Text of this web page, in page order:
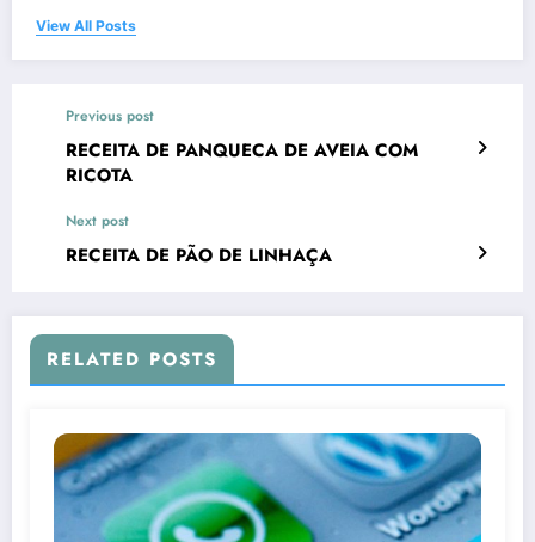
View All Posts
Previous post
RECEITA DE PANQUECA DE AVEIA COM
RICOTA
Next post
RECEITA DE PÃO DE LINHAÇA
RELATED POSTS